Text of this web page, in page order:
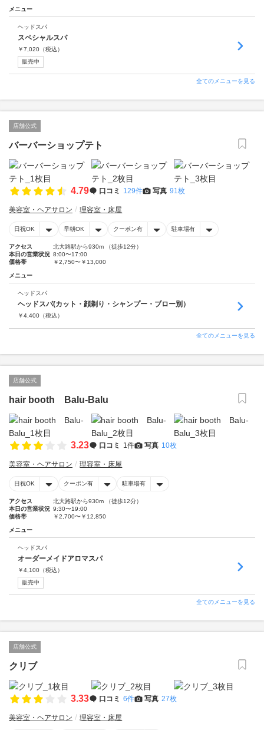
メニュー
ヘッドスパ
スペシャルスパ
￥7,020 （税込）
販売中
全てのメニューを見る
店舗公式
バーバーショップテト
4.79 口コミ 129件 写真 91枚
美容室・ヘアサロン 理容室・床屋
日祝OK 早朝OK クーポン有 駐車場有
アクセス
北大路駅から930m （徒歩12分）
本日の営業状況 8:00〜17:00
価格帯
￥2,750〜￥13,000
メニュー
ヘッドスパ
ヘッドスパ(カット・顔剃り・シャンプー・ブロー別）
￥4,400 （税込）
全てのメニューを見る
店舗公式
hair booth Balu-Balu
3.23 口コミ 1件 写真 10枚
美容室・ヘアサロン 理容室・床屋
日祝OK クーポン有 駐車場有
アクセス
北大路駅から930m （徒歩12分）
本日の営業状況 9:30〜19:00
価格帯
￥2,700〜￥12,850
メニュー
ヘッドスパ
オーダーメイドアロマスパ
￥4,100 （税込）
販売中
全てのメニューを見る
店舗公式
クリブ
3.33 口コミ 6件 写真 27枚
美容室・ヘアサロン 理容室・床屋